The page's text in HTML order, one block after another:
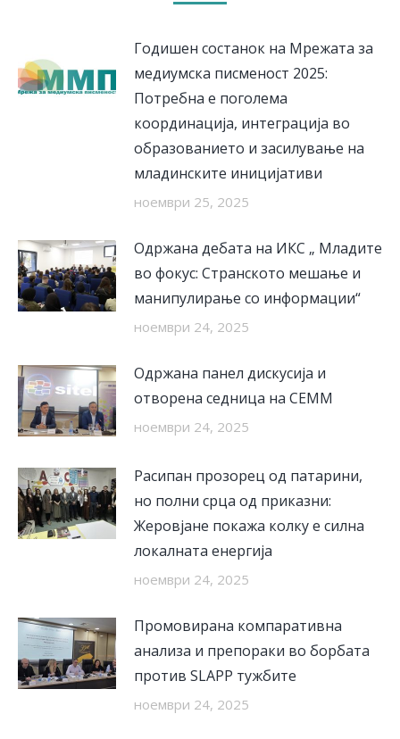
Годишен состанок на Мрежата за
медиумска писменост 2025:
Потребна е поголема
координација, интеграција во
образованието и засилување на
младинските иницијативи
ноември 25, 2025
Одржана дебата на ИКС „ Младите
во фокус: Странското мешање и
манипулирање со информации“
ноември 24, 2025
Одржана панел дискусија и
отворена седница на СЕММ
ноември 24, 2025
Расипан прозорец од патарини,
но полни срца од приказни:
Жеровјане покажа колку е силна
локалната енергија
ноември 24, 2025
Промовирана компаративна
анализа и препораки во борбата
против SLAPP тужбите
ноември 24, 2025